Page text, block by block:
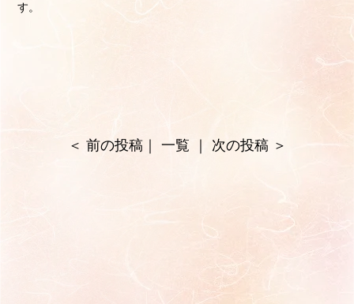
す。
＜ 前の投稿｜ 一覧 次の投稿＞